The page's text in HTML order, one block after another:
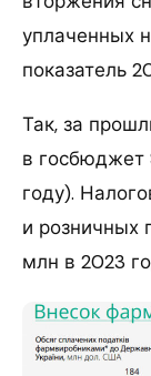
уплаченных
показатель
Так, за
в госбюджет
году).
и розничных
млн в 2023